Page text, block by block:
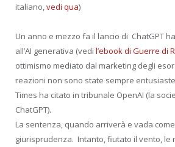
italiano,vedi qua)
Un anno e mezzo fa il lancio di ChatGPT
all’AI generativa (vedi l’ebook di Guerre di
ottimismo mediato dal marketing degli
reazioni non sono state sempre
Times ha citato in tribunale OpenAI (la
ChatGPT).
La sentenza, quando arriverà e vada
giurisprudenza. Intanto, fiutato il vento, le